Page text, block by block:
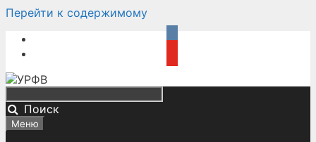
Перейти к содержимому
Поиск
Меню